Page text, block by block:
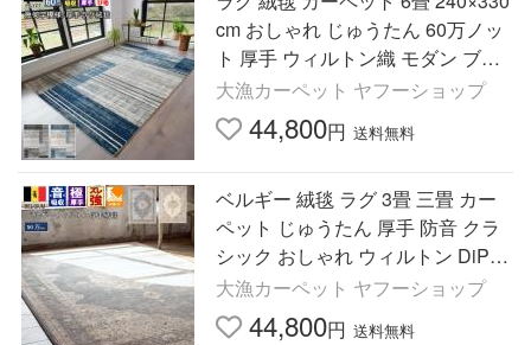
cm おしゃれ じゅうたん 60万ノッ
ト 厚手 ウィルトン織 モダン ブル
ー グレーブラウン 丸巻き 当社在
庫 (ナーシク240×330)
大漁カーペット ヤフーショップ
44,800円 送料無料
ベルギー 絨毯 ラグ 3畳 三畳 カー
ペット じゅうたん 厚手 防音 クラ
シック おしゃれ ウィルトン DiP
(アウラ１６０×２３０)／AUR １６
０×２３０ｃｍ
大漁カーペット ヤフーショップ
44,800円 送料無料